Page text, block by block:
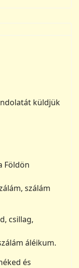
küldjük
Földön
szálám
csillag,
áléikum.
és